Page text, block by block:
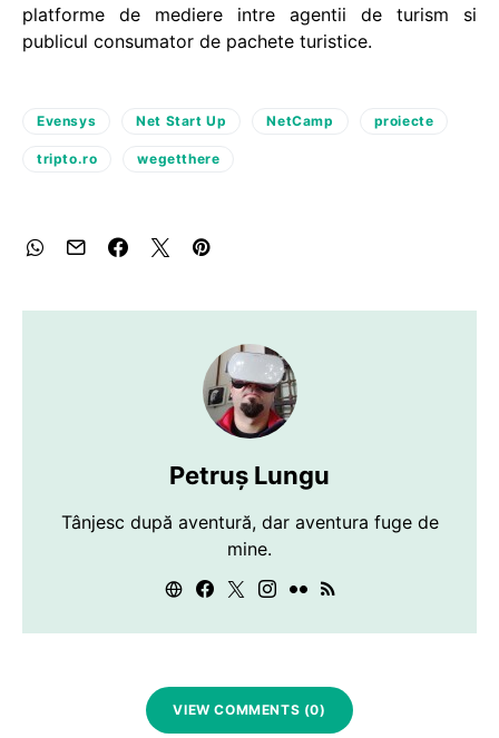
platforme de mediere intre agentii de turism si
publicul consumator de pachete turistice.
Evensys Net Start Up NetCamp proiecte
tripto.ro wegetthere
Petruș Lungu
Tânjesc după aventură, dar aventura fuge de
mine.
VIEW COMMENTS (0)